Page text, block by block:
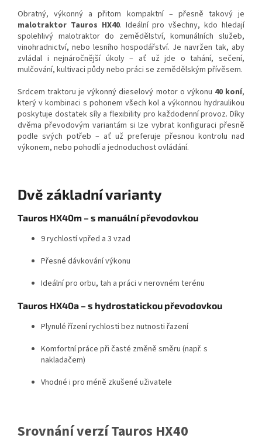
Obratný, výkonný a přitom kompaktní – přesně takový je
malotraktor Tauros HX40. Ideální pro všechny, kdo hledají
spolehlivý malotraktor do zemědělství, komunálních služeb,
vinohradnictví, nebo lesního hospodářství. Je navržen tak, aby
zvládal i nejnáročnější úkoly – ať už jde o tahání, sečení,
mulčování, kultivaci půdy nebo práci se zemědělským přívěsem.
Srdcem traktoru je výkonný dieselový motor o výkonu 40 koní,
který v kombinaci s pohonem všech kol a výkonnou hydraulikou
poskytuje dostatek síly a flexibility pro každodenní provoz. Díky
dvěma převodovým variantám si lze vybrat konfiguraci přesně
podle svých potřeb – ať už preferuje přesnou kontrolu nad
výkonem, nebo pohodlí a jednoduchost ovládání.
Dvě základní varianty
Tauros HX40m – s manuální převodovkou
9 rychlostí vpřed a 3 vzad
Přesné dávkování výkonu
Ideální pro orbu, tah a práci v nerovném terénu
Tauros HX40a – s hydrostatickou převodovkou
Plynulé řízení rychlosti bez nutnosti řazení
Komfortní práce při časté změně směru (např. s
nakladačem)
Vhodné i pro méně zkušené uživatele
Srovnání verzí Tauros HX40